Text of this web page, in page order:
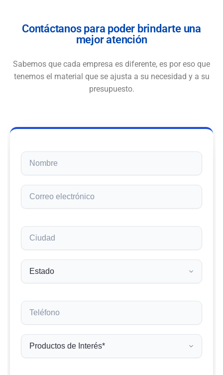
Contáctanos para poder brindarte una
mejor atención
Sabemos que cada empresa es diferente, es por eso que
tenemos el material que se ajusta a su necesidad y a su
presupuesto.